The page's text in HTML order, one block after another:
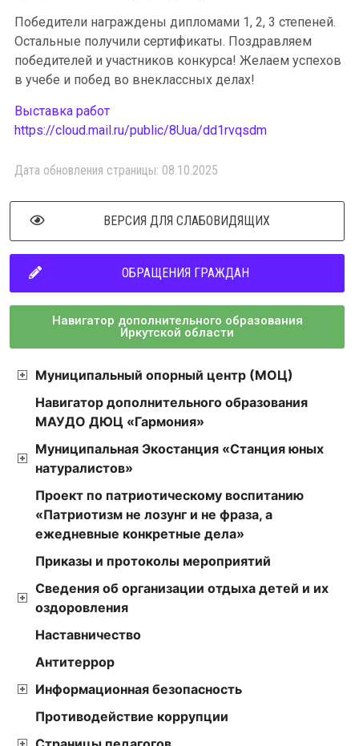
Победители награждены дипломами 1, 2, 3 степеней.
Остальные получили сертификаты. Поздравляем
победителей и участников конкурса! Желаем успехов
в учебе и побед во внеклассных делах!
Выставка работ
https://cloud.mail.ru/public/8Uua/dd1rvqsdm
Дата обновления страницы: 08.10.2025
ВЕРСИЯ ДЛЯ СЛАБОВИДЯЩИХ
ОБРАЩЕНИЯ ГРАЖДАН
Навигатор дополнительного образования
Иркутской области
Муниципальный опорный центр (МОЦ)
Навигатор дополнительного образования
МАУДО ДЮЦ «Гармония»
Муниципальная Экостанция «Станция юных
натуралистов»
Проект по патриотическому воспитанию
«Патриотизм не лозунг и не фраза, а
ежедневные конкретные дела»
Приказы и протоколы мероприятий
Сведения об организации отдыха детей и их
оздоровления
Наставничество
Антитеррор
Информационная безопасность
Противодействие коррупции